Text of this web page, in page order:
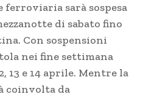
sarà sospesa
di sabato fino
Con sospensioni
nei fine settimana
13 e 14 aprile. Mentre la
coinvolta da